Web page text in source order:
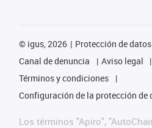
© igus, 2026 Protección de datos
Canal de denuncia
Aviso legal
Términos y condiciones
Configuración de la protección de
Los términos "Apiro",